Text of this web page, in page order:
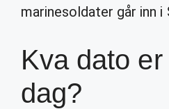
marinesoldater går inn i
Kva dato
dag?